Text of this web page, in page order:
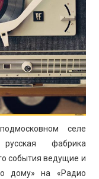
селе
фабрика
события ведущие и
дому» на «Радио